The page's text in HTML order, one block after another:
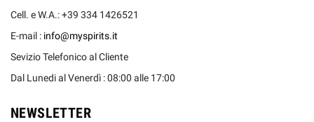
Cell. e W.A.: +39 334 1426521
E-mail : info@myspirits.it
Sevizio Telefonico al Cliente
Dal Lunedi al Venerdì : 08:00 alle 17:00
NEWSLETTER